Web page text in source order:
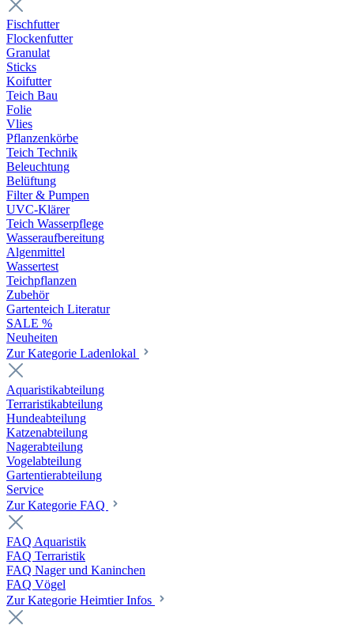
Fischfutter
Flockenfutter
Granulat
Sticks
Koifutter
Teich Bau
Folie
Vlies
Pflanzenkörbe
Teich Technik
Beleuchtung
Belüftung
Filter & Pumpen
UVC-Klärer
Teich Wasserpflege
Wasseraufbereitung
Algenmittel
Wassertest
Teichpflanzen
Zubehör
Gartenteich Literatur
SALE %
Neuheiten
Zur Kategorie Ladenlokal
Aquaristikabteilung
Terraristikabteilung
Hundeabteilung
Katzenabteilung
Nagerabteilung
Vogelabteilung
Gartentierabteilung
Service
Zur Kategorie FAQ
FAQ Aquaristik
FAQ Terraristik
FAQ Nager und Kaninchen
FAQ Vögel
Zur Kategorie Heimtier Infos